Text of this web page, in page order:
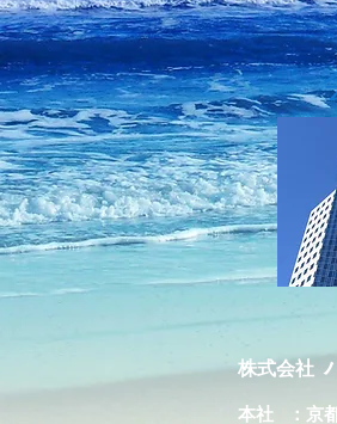
株式会社
本社 ：京